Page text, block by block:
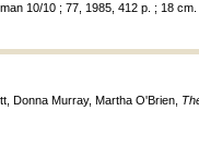
10/10 ; 77, 1985, 412 p. ; 18 cm.
Donna Murray, Martha O'Brien,